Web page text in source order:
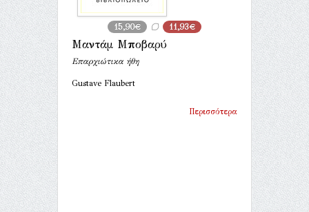
15,90€ 11,93€
Μαντάμ Μποβαρύ
Επαρχιώτικα ήθη
Gustave Flaubert
Περισσότερα